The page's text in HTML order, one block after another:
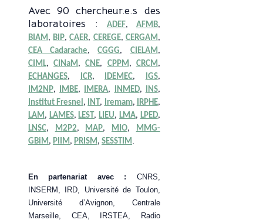
Avec 90 chercheur.e.s des
laboratoires :
ADEF, AFMB,
BIAM , BIP,CAER, CEREGE, CERGAM ,
CEA Cadarache,CGGG, CIELAM ,
CIML,CINaM ,CNE, CPPM , CRCM ,
ECHANGES, ICR, IDEMEC, IGS,
IM2NP, IMBE, IMERA, INMED, INS,
Institut Fresnel , INT , Iremam, IRPHE,
LAM , LAMES, LEST , LIEU, LMA, LPED,
LNSC, M2P2, MAP, MIO,
MMG-
GBiM , PIIM , PRISM , SESSTIM .
En partenariat avec : CNRS,
INSERM, IRD, Université de Toulon,
Université d’Avignon, Centrale
Marseille, CEA, IRSTEA, Radio